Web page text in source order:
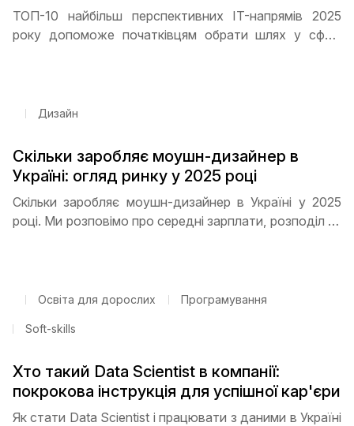
ТОП-10 найбільш перспективних IT-напрямів 2025
року допоможе початківцям обрати шлях у сфері
кар’єру з нуля
Дизайн
Скільки заробляє моушн-дизайнер в
Україні: огляд ринку у 2025 році
Скільки заробляє моушн-дизайнер в Україні у 2025
році. Ми розповімо про середні зарплати, розподіл за
Освіта для дорослих Програмування
Soft-skills
Хто такий Data Scientist в компанії:
покрокова інструкція для успішної кар'єри
Як стати Data Scientist і працювати з даними в Україні